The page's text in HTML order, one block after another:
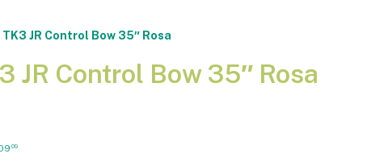
TK3 JR Control Bow 35″ Rosa
JR Control Bow 35″ Rosa
09